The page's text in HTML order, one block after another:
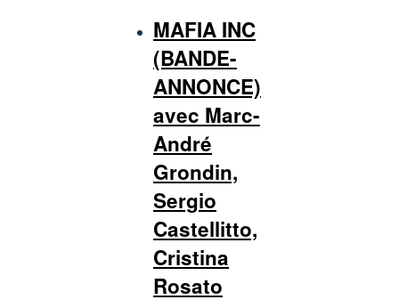
MAFIA INC
(BANDE-
ANNONCE)
avec Marc-
André
Grondin,
Sergio
Castellitto,
Cristina
Rosato